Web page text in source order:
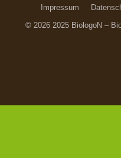
Impressum
© 2026 2025 BiologoN –